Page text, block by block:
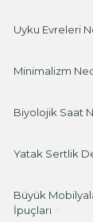
Uyku Evreleri
Minimalizm
Biyolojik Saat
Yatak Sertlik
Büyük
İpuçları